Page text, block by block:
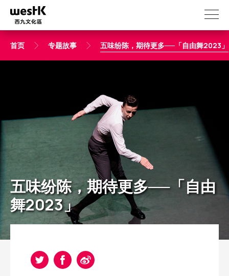
到
首页 专题故事 五味纷陈，期待更多──「自由舞2023」
五味纷陈，期待更多──「自由
舞2023」